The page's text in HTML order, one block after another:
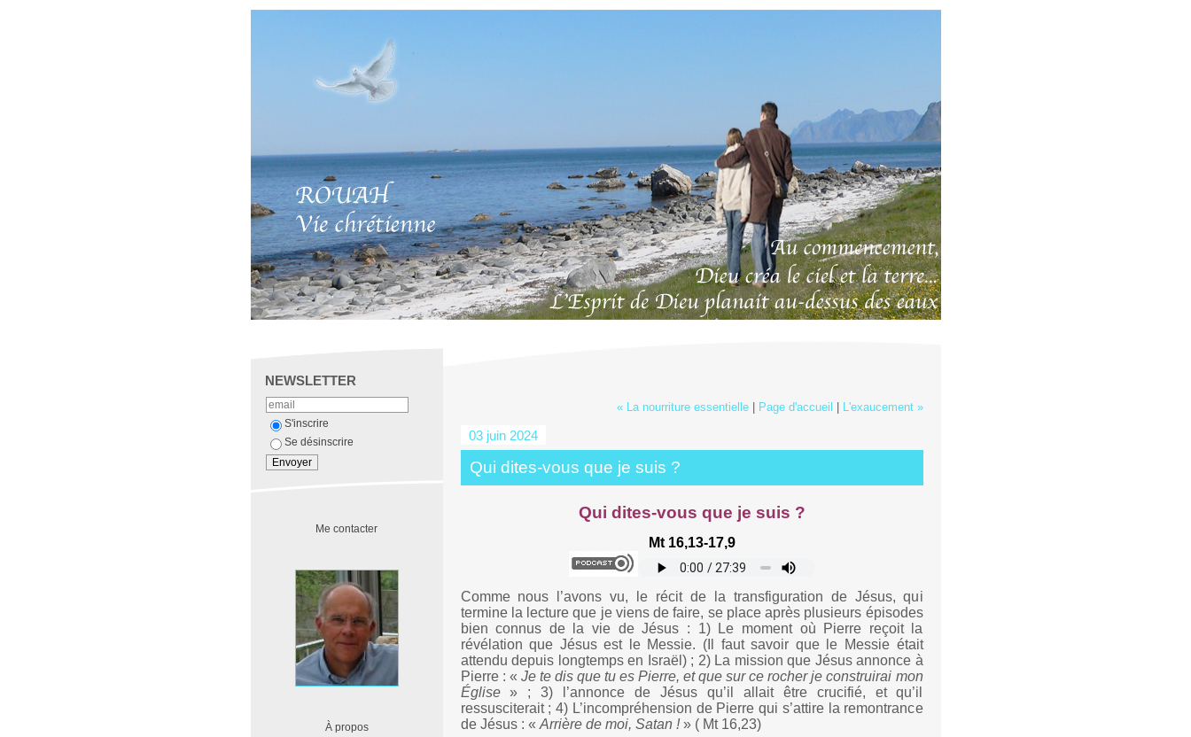
NEWSLETTER
S'inscrire
Se désinscrire
Me contacter
À propos
« La nourriture essentielle| Page d'accueil L'exaucement »
03 juin 2024
Qui dites-vous que je suis ?
Qui dites-vous que je suis ?
Mt 16,13-17,9
Comme nous l’avons vu, le récit de la transfiguration de Jésus, qui
termine la lecture que je viens de faire, se place après plusieurs épisodes
bien connus de la vie de Jésus : 1) Le moment où Pierre reçoit la
révélation que Jésus est le Messie. (Il faut savoir que le Messie était
attendu depuis longtemps en Israël) ; 2) La mission que Jésus annonce à
Pierre : « Je te dis que tu es Pierre, et que sur ce rocher je construirai mon
Église» ; 3) l’annonce de Jésus qu’il allait être crucifié, et qu’il
ressusciterait ; 4) L’incompréhension de Pierre qui s’attire la remontrance
de Jésus : « Arrière de moi, Satan !» ( Mt 16,23)